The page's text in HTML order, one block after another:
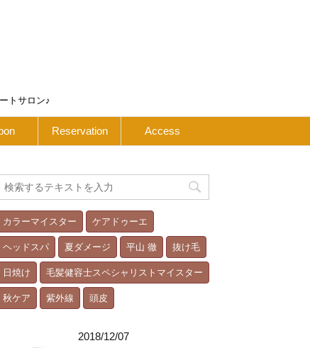
トサロン♪
Reservation Access
カラーマイスター ケアドゥーエ
ヘッドスパ 夏ダメージ 平山 徹 抜け毛
日焼け 毛髪健容士スペシャリストマイスター
秋ケア 紫外線 頭皮
2018/12/07